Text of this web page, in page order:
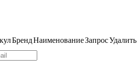
БрендНаименованиеЗапросУдалить